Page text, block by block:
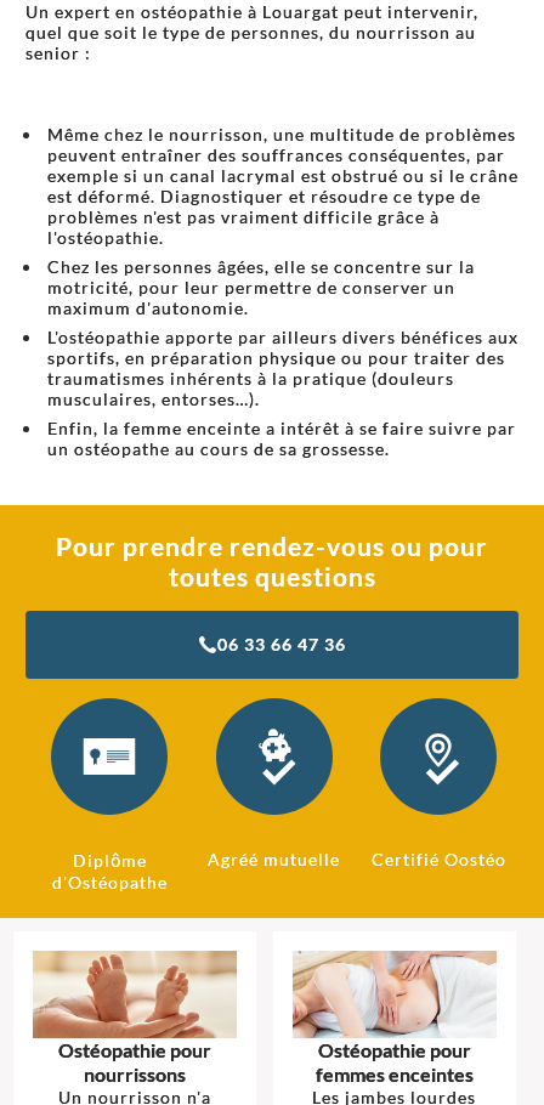
Un expert en ostéopathie à Louargat peut intervenir,
quel que soit le type de personnes, du nourrisson au
senior :
Même chez le nourrisson, une multitude de problèmes
peuvent entraîner des souffrances conséquentes, par
exemple si un canal lacrymal est obstrué ou si le crâne
est déformé. Diagnostiquer et résoudre ce type de
problèmes n'est pas vraiment difficile grâce à
l'ostéopathie.
Chez les personnes âgées, elle se concentre sur la
motricité, pour leur permettre de conserver un
maximum d'autonomie.
L'ostéopathie apporte par ailleurs divers bénéfices aux
sportifs, en préparation physique ou pour traiter des
traumatismes inhérents à la pratique (douleurs
musculaires, entorses…).
Enfin, la femme enceinte a intérêt à se faire suivre par
un ostéopathe au cours de sa grossesse.
Pour prendre rendez-vous ou pour
toutes questions
06 33 66 47 36
Diplôme
d'Ostéopathe
Agréé mutuelle Certifié Oostéo
Ostéopathie pour
nourrissons
Un nourrisson n'a
Ostéopathie pour
femmes enceintes
Les jambes lourdes